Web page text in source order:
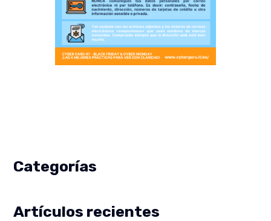
Categorías
Artículos recientes